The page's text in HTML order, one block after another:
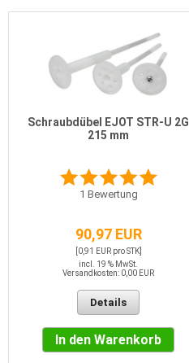
Schraubdübel EJOT STR-U 2G
215 mm
1 Bewertung
90,97 EUR
[0,91 EUR pro STK]
incl. 19 % MwSt.
Versandkosten: 0,00 EUR
Details
In den Warenkorb